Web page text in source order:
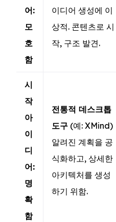
어:
모
호
함
이디어 생성에 이
상적. 콘텐츠로 시
작, 구조 발견.
시
작
아
이
디
어:
명
확
함
전통적 데스크톱
도구 (예: XMind)
알려진 계획을 공
식화하고, 상세한
아키텍처를 생성
하기 위함.